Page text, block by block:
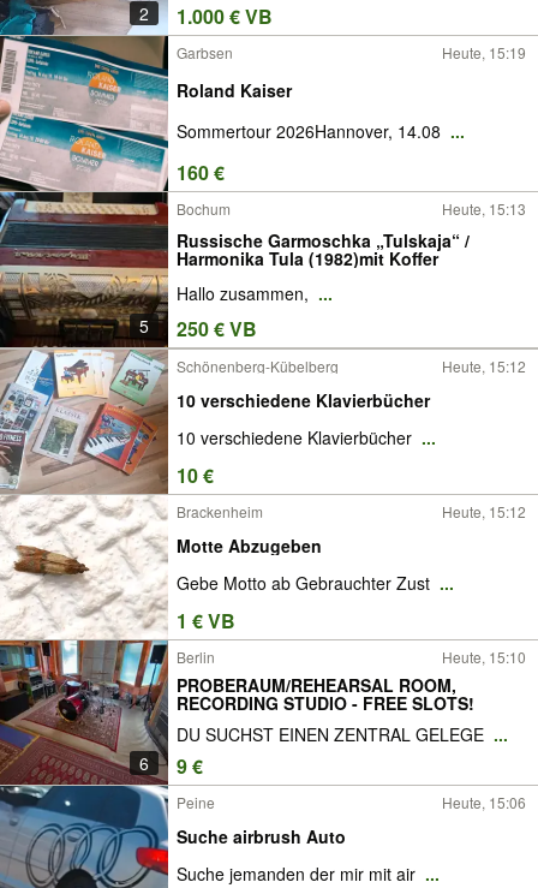
2 1.000 € VB
Garbsen Heute, 15:19
Roland Kaiser
Sommertour 2026Hannover, 14.08 ...
160 €
5
Bochum Heute, 15:13
Russische Garmoschka „Tulskaja“ /
Harmonika Tula (1982)mit Koffer
Hallo zusammen, ...
250 € VB
Schönenberg-Kübelberg Heute, 15:12
10 verschiedene Klavierbücher
10 verschiedene Klavierbücher ...
10 €
Brackenheim Heute, 15:12
Motte Abzugeben
Gebe Motto ab Gebrauchter Zust ...
1 € VB
6
Berlin Heute, 15:10
PROBERAUM/REHEARSAL ROOM,
RECORDING STUDIO - FREE SLOTS!
DU SUCHST EINEN ZENTRAL GELEGE ...
9 €
Peine Heute, 15:06
Suche airbrush Auto
Suche jemanden der mir mit air ...